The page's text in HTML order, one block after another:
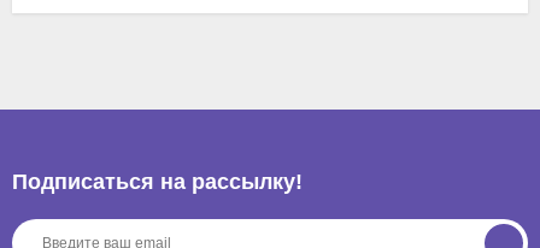
Подписаться на рассылкy!